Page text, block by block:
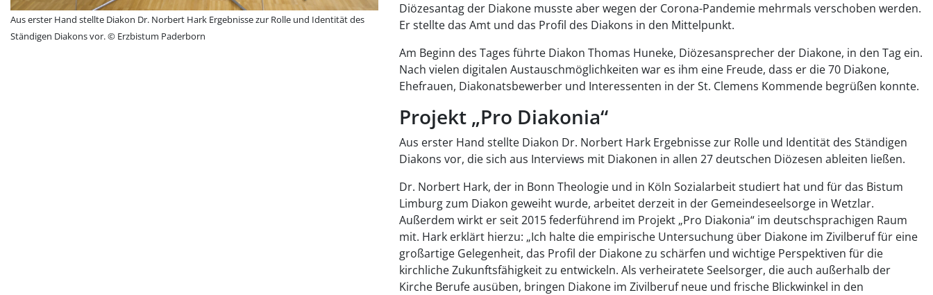
Aus erster Hand stellte Diakon Dr. Norbert Hark Ergebnisse zur Rolle und Identität des
Ständigen Diakons vor. © Erzbistum Paderborn
Diözesantag der Diakone musste aber wegen der Corona-Pandemie mehrmals verschoben werden.
Er stellte das Amt und das Profil des Diakons in den Mittelpunkt.
Am Beginn des Tages führte Diakon Thomas Huneke, Diözesansprecher der Diakone, in den Tag ein.
Nach vielen digitalen Austauschmöglichkeiten war es ihm eine Freude, dass er die 70 Diakone,
Ehefrauen, Diakonatsbewerber und Interessenten in der St. Clemens Kommende begrüßen konnte.
Projekt „Pro Diakonia“
Aus erster Hand stellte Diakon Dr. Norbert Hark Ergebnisse zur Rolle und Identität des Ständigen
Diakons vor, die sich aus Interviews mit Diakonen in allen 27 deutschen Diözesen ableiten ließen.
Dr. Norbert Hark, der in Bonn Theologie und in Köln Sozialarbeit studiert hat und für das Bistum
Limburg zum Diakon geweiht wurde, arbeitet derzeit in der Gemeindeseelsorge in Wetzlar.
Außerdem wirkt er seit 2015 federführend im Projekt „Pro Diakonia“ im deutschsprachigen Raum
mit. Hark erklärt hierzu: „Ich halte die empirische Untersuchung über Diakone im Zivilberuf für eine
großartige Gelegenheit, das Profil der Diakone zu schärfen und wichtige Perspektiven für die
kirchliche Zukunftsfähigkeit zu entwickeln. Als verheiratete Seelsorger, die auch außerhalb der
Kirche Berufe ausüben, bringen Diakone im Zivilberuf neue und frische Blickwinkel in den